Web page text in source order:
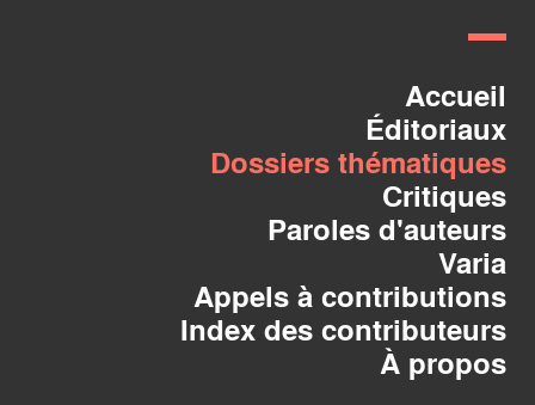
Accueil
Éditoriaux
Dossiers thématiques
Critiques
Paroles d'auteurs
Varia
Appels à contributions
Index des contributeurs
À propos